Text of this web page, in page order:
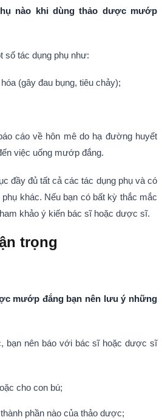
nào khi dùng thảo dược mướp
số tác dụng phụ như:
(gây đau bụng, tiêu chảy);
cáo về hôn mê do hạ đường huyết
việc uống mướp đắng.
đầy đủ tất cả các tác dụng phụ và có
khác. Nếu bạn có bất kỳ thắc mắc
khảo ý kiến bác sĩ hoặc dược sĩ.
trọng
mướp đắng bạn nên lưu ý những
bạn nên báo với bác sĩ hoặc dược sĩ
cho con bú;
phần nào của thảo dược;